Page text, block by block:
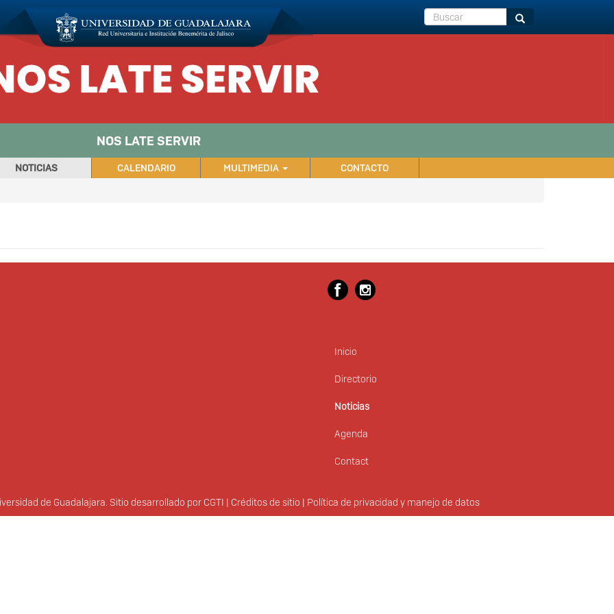
Buscar Buscar
NOS LATE SERVIR
NOTICIAS CALENDARIO MULTIMEDIA
CONTACTO
Menú
principal
Inicio
Directorio
Noticias
Agenda
Contact
de Guadalajara. Sitio desarrollado por CGTI | Créditos de sitio | Política de privacidad y manejo de datos